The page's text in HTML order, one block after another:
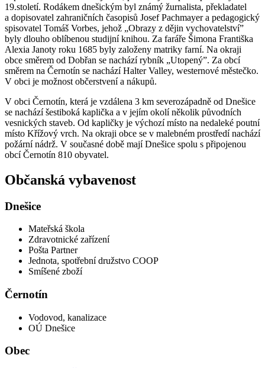
19.století. Rodákem dnešickým byl známý žurnalista, překladatel
a dopisovatel zahraničních časopisů Josef Pachmayer a pedagogický
spisovatel Tomáš Vorbes, jehož „Obrazy z dějin vychovatelství”
byly dlouho oblíbenou studijní knihou. Za faráře Šimona Františka
Alexia Janoty roku 1685 byly založeny matriky farní. Na okraji
obce směrem od Dobřan se nachází rybník „Utopený”. Za obcí
směrem na Černotín se nachází Halter Valley, westernové městečko.
V obci je možnost občerstvení a nákupů.
V obci Černotín, která je vzdálena 3 km severozápadně od Dnešice
se nachází šestiboká kaplička a v jejím okolí několik původních
vesnických staveb. Od kapličky je výchozí místo na nedaleké poutní
místo Křížový vrch. Na okraji obce se v malebném prostředí nachází
požární nádrž. V současné době mají Dnešice spolu s připojenou
obcí Černotín 810 obyvatel.
Občanská vybavenost
Dnešice
Mateřská škola
Zdravotnické zařízení
Pošta Partner
Jednota, spotřební družstvo COOP
Smíšené zboží
Černotín
Vodovod, kanalizace
OÚ Dnešice
Obec